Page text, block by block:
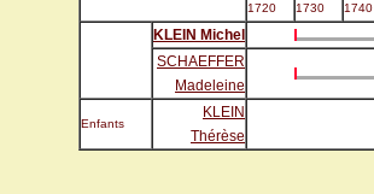
1720 1730 1740
KLEIN Michel
SCHAEFFER
Madeleine
Enfants
KLEIN
Thérèse